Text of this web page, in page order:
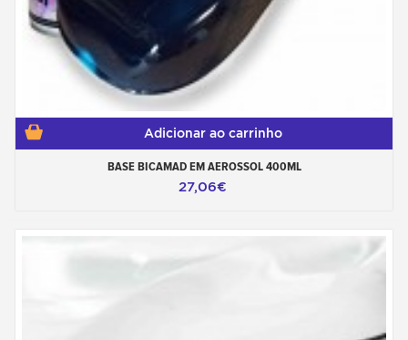
Adicionar ao carrinho
BASE BICAMAD EM AEROSSOL 400ML
27,06€